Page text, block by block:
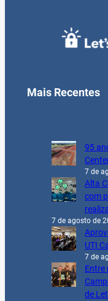
Mais Recentes
95
7 de
Alta
com
7 de agosto de
UTI
7 de
Entre
de